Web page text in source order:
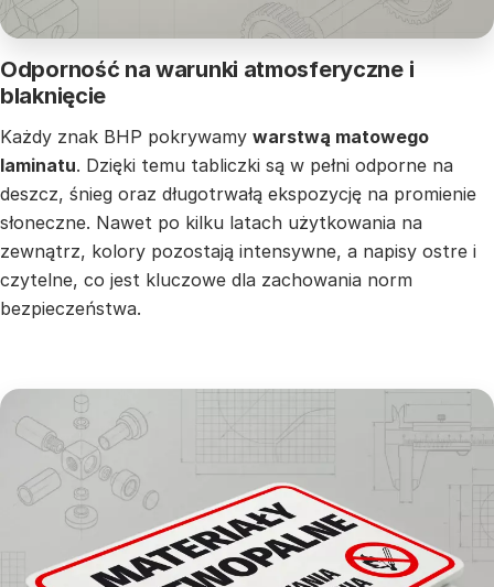
Odporność na warunki atmosferyczne i
blaknięcie
Każdy znak BHP pokrywamy warstwą matowego
laminatu. Dzięki temu tabliczki są w pełni odporne na
deszcz, śnieg oraz długotrwałą ekspozycję na promienie
słoneczne. Nawet po kilku latach użytkowania na
zewnątrz, kolory pozostają intensywne, a napisy ostre i
czytelne, co jest kluczowe dla zachowania norm
bezpieczeństwa.